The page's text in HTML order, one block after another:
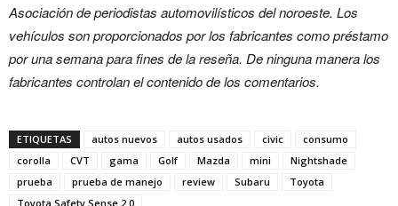
Asociación de periodistas automovilísticos del noroeste. Los
vehículos son proporcionados por los fabricantes como préstamo
por una semana para fines de la reseña. De ninguna manera los
fabricantes controlan el contenido de los comentarios.
ETIQUETAS autos nuevos autos usados civic
consumo
corolla
CVT gama Golf Mazda mini
Nightshade
prueba
prueba de manejo review Subaru
Toyota
Toyota Safety Sense 2.0